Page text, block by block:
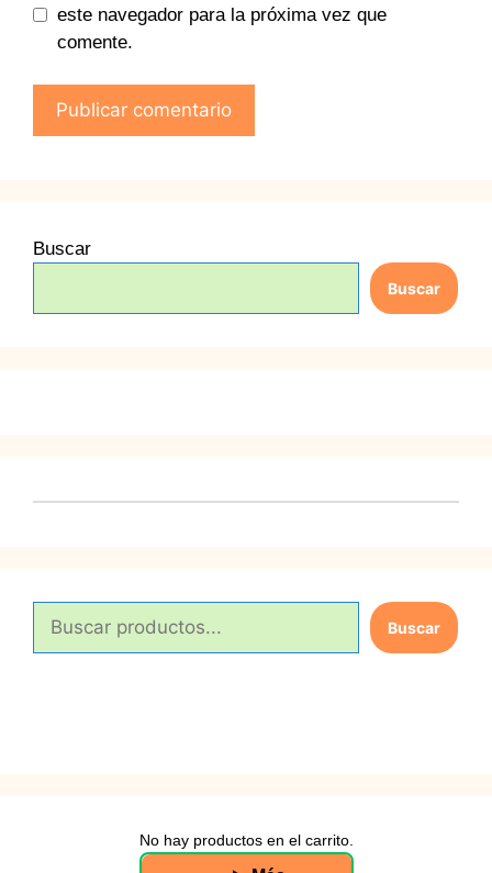
este navegador para la próxima vez que
comente.
Buscar
Buscar
Buscar
No hay productos en el carrito.